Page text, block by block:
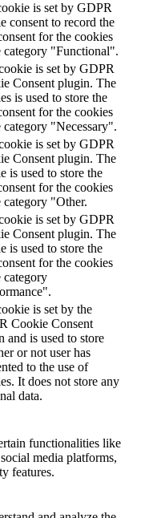
is set by GDPR
consent to record the
for the cookies
category "Functional".
is set by GDPR
Consent plugin. The
is used to store the
for the cookies
category "Necessary".
is set by GDPR
Consent plugin. The
is used to store the
for the cookies
category "Other.
is set by GDPR
Consent plugin. The
is used to store the
for the cookies
category
is set by the
Cookie Consent
and is used to store
or not user has
to the use of
It does not store any
data.
functionalities like
media platforms,
features.